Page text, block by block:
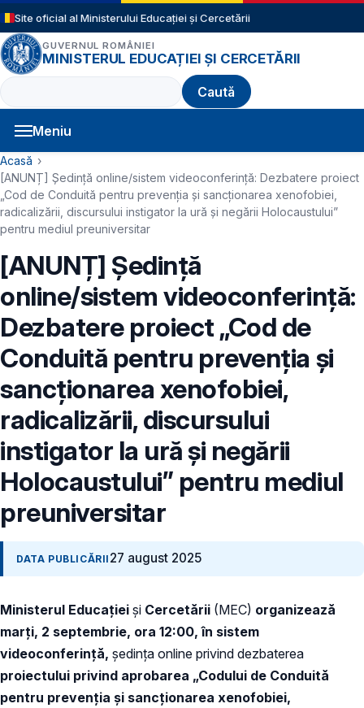
Sari la conținutul principal
Site oficial al Ministerului Educației și Cercetării
GUVERNUL ROMÂNIEI
MINISTERUL EDUCAȚIEI ȘI CERCETĂRII
Caută
Meniu
Navigație principală
Cale de navigare
Acasă
[ANUNȚ] Ședință online/sistem videoconferință: Dezbatere proiect
„Cod de Conduită pentru prevenția și sancționarea xenofobiei,
radicalizării, discursului instigator la ură și negării Holocaustului”
pentru mediul preuniversitar
[ANUNȚ] Ședință
online/sistem videoconferință:
Dezbatere proiect „Cod de
Conduită pentru prevenția și
sancționarea xenofobiei,
radicalizării, discursului
instigator la ură și negării
Holocaustului” pentru mediul
preuniversitar
DATA PUBLICĂRII 27 august 2025
Ministerul Educației și Cercetării (MEC) organizează
marți, 2 septembrie, ora 12:00, în sistem
videoconferință, ședința online privind dezbaterea
proiectului privind aprobarea „Codului de Conduită
pentru prevenția și sancționarea xenofobiei,